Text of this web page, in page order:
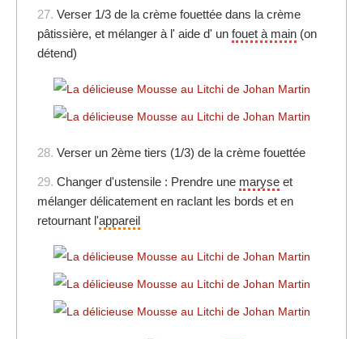
27. Verser 1/3 de la crème fouettée dans la crème
pâtissière, et mélanger à l' aide d' un fouet à main (on
détend)
28. Verser un 2ème tiers (1/3) de la crème fouettée
29. Changer d'ustensile : Prendre une maryse et
mélanger délicatement en raclant les bords et en
retournant l'appareil